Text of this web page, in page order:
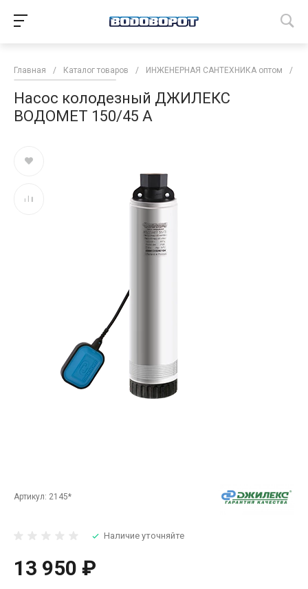
Главная / Каталог товаров / ИНЖЕНЕРНАЯ САНТЕХНИКА оптом /
Насос колодезный ДЖИЛЕКС
ВОДОМЕТ 150/45 А
Артикул: 2145*
Наличие уточняйте
13 950 ₽